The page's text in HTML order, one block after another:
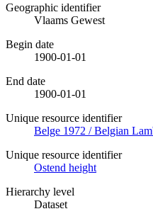
Geographic identifier
Vlaams Gewest
Begin date
1900-01-01
End date
1900-01-01
Unique resource identifier
Belge 1972 / Belgian
Unique resource identifier
Ostend height
Hierarchy level
Dataset